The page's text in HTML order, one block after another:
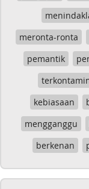
meronta-ronta
pemantik
kebiasaan
mengganggu
berkenan